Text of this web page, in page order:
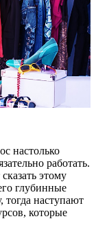
настолько
работать.
этому
глубинные
тогда наступают
которые